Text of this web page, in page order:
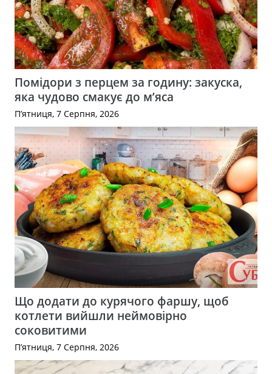
Помідори з перцем за годину: закуска,
яка чудово смакує до м’яса
П’ятниця, 7 Серпня, 2026
Що додати до курячого фаршу, щоб
котлети вийшли неймовірно
соковитими
П’ятниця, 7 Серпня, 2026